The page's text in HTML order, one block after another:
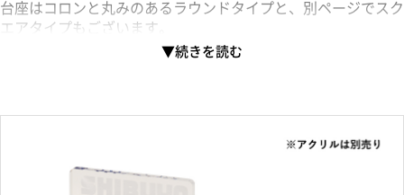
台座はコロンと丸みのあるラウンドタイプと、別ページでスク
エアタイプもございます。
またアクリルプレートは、ベースとなるサイズ設定内であれ
点灯→レッド→グリーン→ブルー→ピンク→ホワイト→イエロ
ー→ライトブルー→ライトグリーン→パープル→